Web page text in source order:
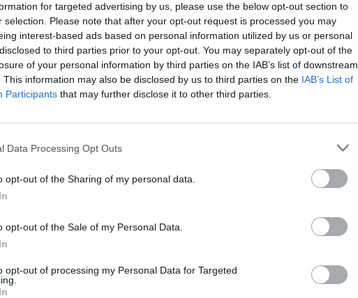
for targeted advertising by us, please use the below opt-out section to
selection. Please note that after your opt-out request is processed you may
interest-based ads based on personal information utilized by us or personal
to third parties prior to your opt-out. You may separately opt-out of the
of your personal information by third parties on the IAB’s list of downstream
This information may also be disclosed by us to third parties on the IAB’s List of
Participants that may further disclose it to other third parties.
Data Processing Opt Outs
opt-out of the Sharing of my personal data.
opt-out of the Sale of my Personal Data.
opt-out of processing my Personal Data for Targeted
φιλόσοφος που δώρισε στην